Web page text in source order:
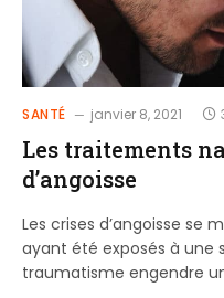
SANTÉ janvier 8, 2021
Les traitements
d’angoisse
Les crises d’angoisse se
ayant été exposés à une
traumatisme engendre